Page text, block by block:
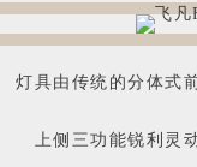
灯具由传统的分体式
上侧三功能锐利灵